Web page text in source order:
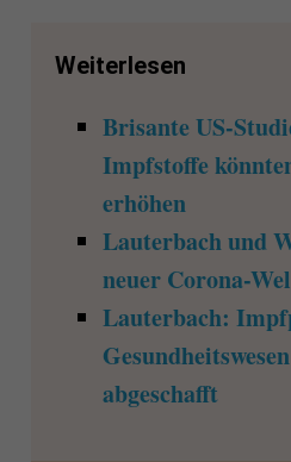
Weiterlesen
Brisante US-
Impfstoffe
erhöhen
Lauterbach und
neuer Corona-
Lauterbach:
abgeschafft